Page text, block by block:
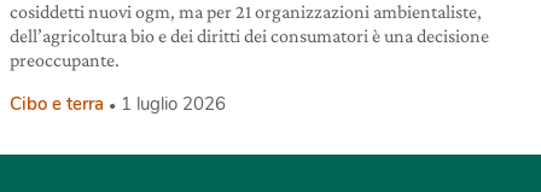
cosiddetti nuovi ogm, ma per 21 organizzazioni ambientaliste,
dell’agricoltura bio e dei diritti dei consumatori è una decisione
preoccupante.
Cibo e terra 1 luglio 2026